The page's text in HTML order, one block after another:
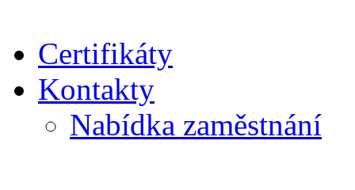
Certifikáty
Kontakty
Nabídka zaměstnání